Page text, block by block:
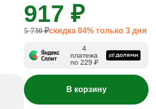
917 ₽
5 730 ₽скидка 84% только 3 дня
4
платежа
по 229 ₽
В корзину